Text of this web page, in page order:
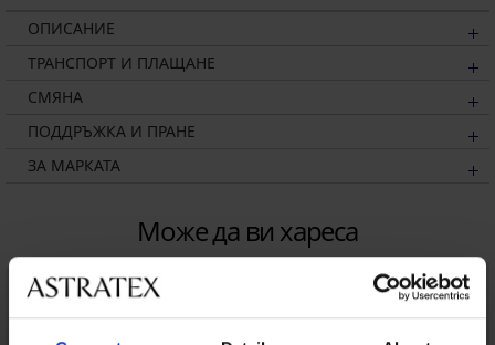
ОПИСАНИЕ
ТРАНСПОРТ И ПЛАЩАНЕ
СМЯНА
ПОДДРЪЖКА И ПРАНЕ
ЗА МАРКАТА
Може да ви хареса